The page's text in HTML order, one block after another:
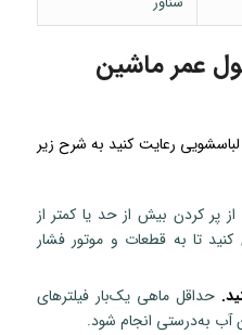
عمر ماشین
لباسشویی رعایت کنید به شرح زیر
از پر کردن بیش از حد یا کمتر از
تا به قطعات و موتور فشار
حداقل ماهی یک‌بار فیلترهای
آب به‌درستی انجام شود.